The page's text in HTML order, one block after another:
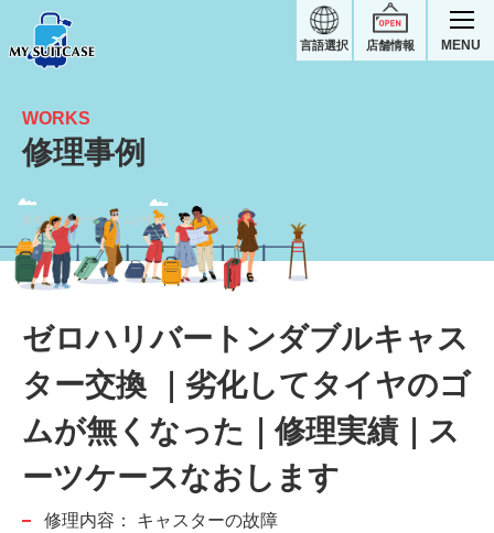
店舗情報
言語選択 MENU
劣化してタイヤのゴムが無くなった｜ゼロハリバートンスーツケース修理実績
WORKS
修理事例
ゼロハリバートンダブルキャス
ター交換 ｜劣化してタイヤのゴ
ムが無くなった｜修理実績｜ス
ーツケースなおします
修理内容：
キャスターの故障